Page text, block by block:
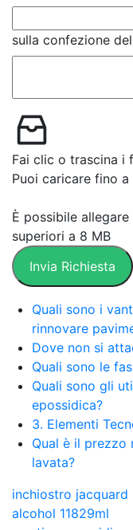
sulla confezione
Fai clic o trascina i
Puoi caricare fino a
È possibile
superiori a 8 MB
Invia Richiesta
Quali sono i
rinnovare
Dove non si
Quali sono le
Quali sono gli
epossidica?
3. Elementi
Qual è il prezzo
lavata?
inchiostro
alcohol 11829ml